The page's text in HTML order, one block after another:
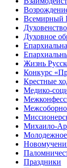
Всемирный
Духовенство
Духовное
Жизнь
Конкурс
Крестные
Медико-
Михаило-
Праздники